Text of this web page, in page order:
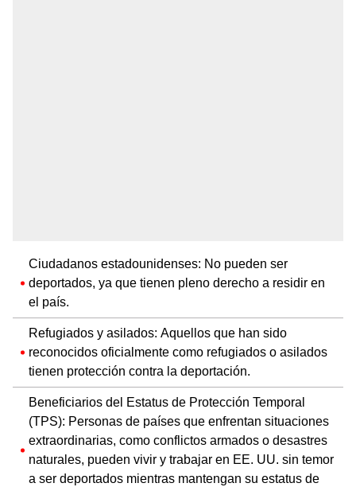
Ciudadanos estadounidenses: No pueden ser
deportados, ya que tienen pleno derecho a residir en
el país.
Refugiados y asilados: Aquellos que han sido
reconocidos oficialmente como refugiados o asilados
tienen protección contra la deportación.
Beneficiarios del Estatus de Protección Temporal
(TPS): Personas de países que enfrentan situaciones
extraordinarias, como conflictos armados o desastres
naturales, pueden vivir y trabajar en EE. UU. sin temor
a ser deportados mientras mantengan su estatus de